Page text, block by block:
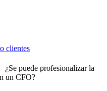
clientes
¿Se puede profesionalizar la
un CFO?